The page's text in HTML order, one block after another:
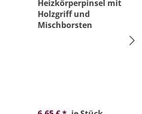
Heizkörperpinsel mit
Holzgriff und
Mischborsten